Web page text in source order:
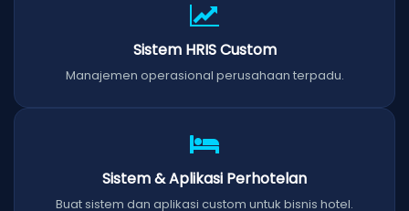
Sistem HRIS Custom
Manajemen operasional perusahaan terpadu.
Sistem & Aplikasi Perhotelan
Buat sistem dan aplikasi custom untuk bisnis hotel.